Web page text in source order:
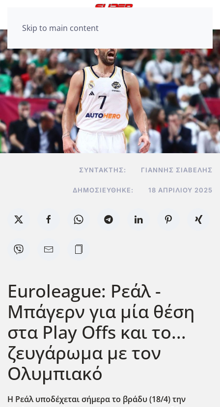
Skip to main content
ΣΥΝΤΆΚΤΗΣ: ΓΙΆΝΝΗΣ ΣΙΑΒΕΛΉΣ
ΔΗΜΟΣΙΕΎΘΗΚΕ: 18 ΑΠΡΙΛΊΟΥ 2025
Euroleague: Ρεάλ -
Μπάγερν για μία θέση
στα Play Offs και το...
ζευγάρωμα με τον
Ολυμπιακό
Η Ρεάλ υποδέχεται σήμερα το βράδυ (18/4) την